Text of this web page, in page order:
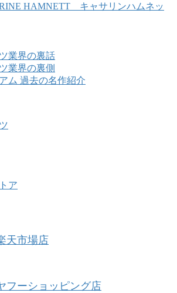
HAMNETT キャサリンハムネッ
業界の裏話
業界の裏側
ム 過去の名作紹介
ア
天市場店
フーショッピング店